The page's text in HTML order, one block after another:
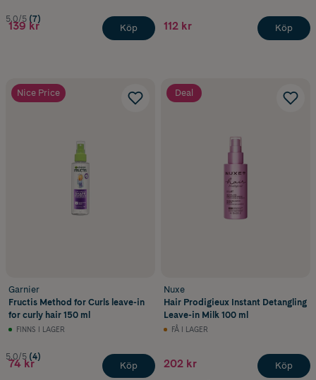
5.0/5 (7)
139 kr Köp 112 kr Köp
Nice Price
Garnier
Fructis Method for Curls leave-in
for curly hair 150 ml
FINNS I LAGER
5.0/5 (4)
74 kr Köp
Deal
Nuxe
Hair Prodigieux Instant Detangling
Leave-in Milk 100 ml
FÅ I LAGER
202 kr Köp